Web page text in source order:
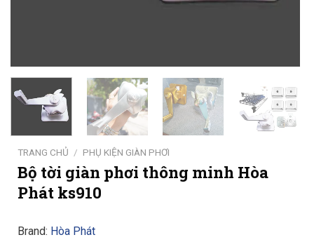
TRANG CHỦ / PHỤ KIỆN GIÀN PHƠI
Bộ tời giàn phơi thông minh Hòa
Phát ks910
Brand: Hòa Phát